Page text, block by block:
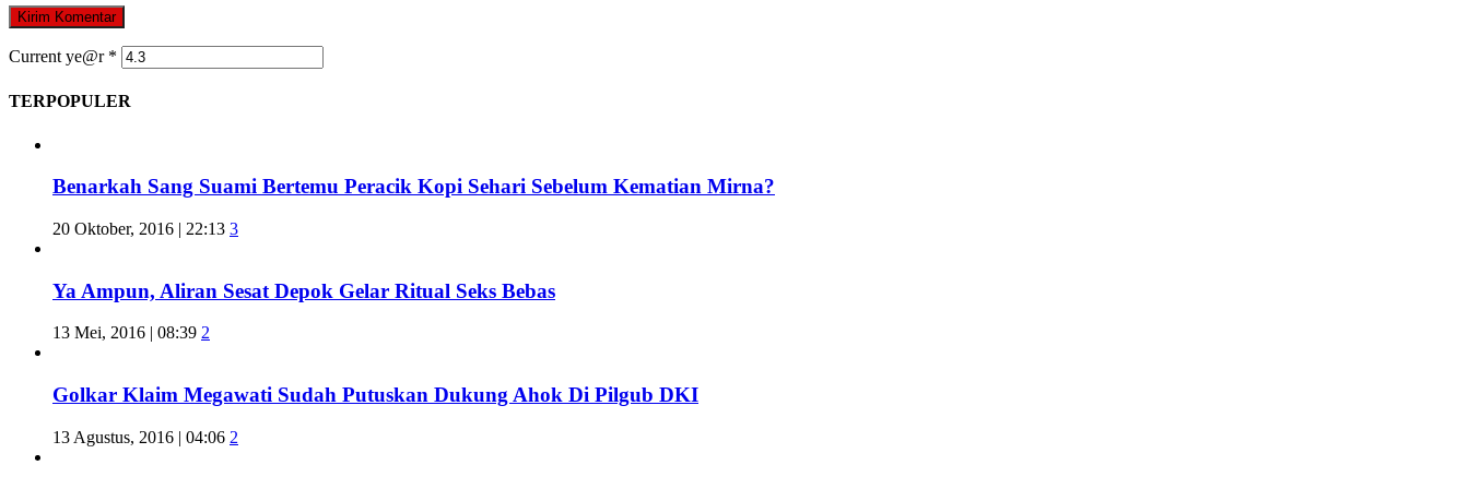
Current ye@r *
TERPOPULER
Benarkah Sang Suami Bertemu Peracik Kopi Sehari Sebelum Kematian Mirna?
20 Oktober, 2016 | 22:13 3
Ya Ampun, Aliran Sesat Depok Gelar Ritual Seks Bebas
13 Mei, 2016 | 08:39 2
Golkar Klaim Megawati Sudah Putuskan Dukung Ahok Di Pilgub DKI
13 Agustus, 2016 | 04:06 2